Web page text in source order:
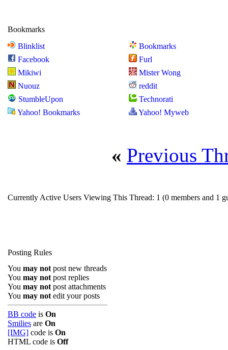
Bookmarks
Blinklist
Bookmarks
Facebook
Furl
Mikiwi
Mister Wong
Nuouz
reddit
StumbleUpon
Technorati
Yahoo! Bookmarks
Yahoo! Myweb
« Previous
Currently Active Users Viewing This Thread: 1 (0 members and 1
Posting Rules
You may not post new threads
You may not post replies
You may not post attachments
You may not edit your posts
BB code is On
Smilies are On
[IMG] code is On
HTML code is Off